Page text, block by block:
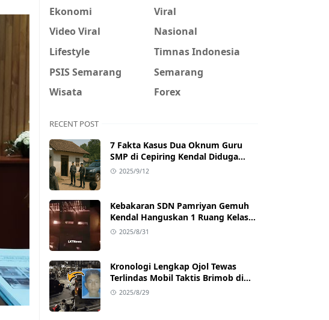
Ekonomi
Viral
Video Viral
Nasional
Lifestyle
Timnas Indonesia
PSIS Semarang
Semarang
Wisata
Forex
RECENT POST
7 Fakta Kasus Dua Oknum Guru
SMP di Cepiring Kendal Diduga
Berselingkuh: Kronologi,
2025/9/12
Kebakaran SDN Pamriyan Gemuh
Kendal Hanguskan 1 Ruang Kelas
dan Toilet
2025/8/31
Kronologi Lengkap Ojol Tewas
Terlindas Mobil Taktis Brimob di
Pejompongan, Ternyata Sedang
2025/8/29